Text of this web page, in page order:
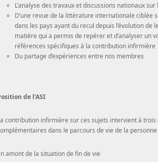
L’analyse des travaux et discussions nationaux sur
D’une revue de la littérature internationale ciblée
dans les pays ayant du recul depuis l’évolution de
matière qui a permis de repérer et d’analyser un
références spécifiques à la contribution infirmière
Du partage d’expériences entre nos membres
de l’ASI
contribution infirmière sur ces sujets intervient à trois
dans le parcours de vie de la personne
amont de la situation de fin de vie